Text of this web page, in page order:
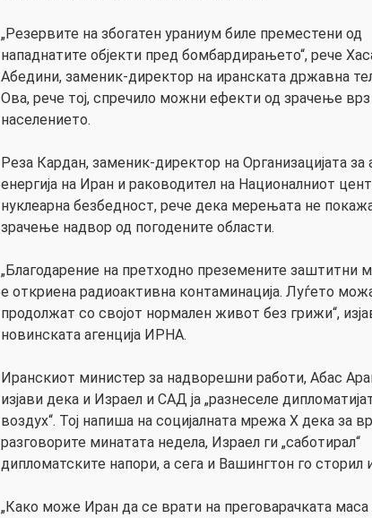
„Резервите на збогатен ураниум биле преместени од
нападнатите објекти пред бомбардирањето“, рече
Абедини, заменик-директор на иранската државна
Ова, рече тој, спречило можни ефекти од зрачење врз
населението.
Реза Кардан, заменик-директор на Организацијата за
енергија на Иран и раководител на Националниот
нуклеарна безбедност, рече дека мерењата не
зрачење надвор од погодените области.
„Благодарение на претходно преземените заштитни
е откриена радиоактивна контаминација. Луѓето
продолжат со својот нормален живот без грижи“,
новинската агенција ИРНА.
Иранскиот министер за надворешни работи, Абас
изјави дека и Израел и САД ја „разнеселе
воздух“. Тој напиша на социјалната мрежа X дека за
разговорите минатата недела, Израел ги „саботирал“
дипломатските напори, а сега и Вашингтон го сторил
„Како може Иран да се врати на преговарачката маса